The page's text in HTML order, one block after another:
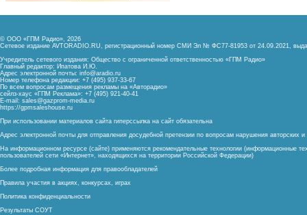
© ООО «ГПМ Радио», 2026
Сетевое издание AVTORADIO.RU, регистрационный номер СМИ Эл № ФС77-81953 от 24.09.2021,
Учредитель сетевого издания: Общество с ограниченной ответственностью «ГПМ Радио»
Главный редактор: Ипатова И.Ю.
Адрес электронной почты: info@aradio.ru
Номер телефона редакции: +7 (495) 937-33-67
По всем вопросам размещения рекламы на «Авторадио»
сейлз-хаус «ГПМ Реклама»: +7 (495) 921-40-41
E-mail: sales@gazprom-media.ru
https://gpmsaleshouse.ru
При использовании материалов сайта гиперссылка на сайт обязательна
Адрес электронной почты для отправления досудебной претензии по вопросам нарушения авторских
На информационном ресурсе (сайте) применяются рекомендательные технологии (информационные
пользователей сети «Интернет», находящихся на территории Российской Федерации)
Более подробная информация для правообладателей
Правила участия в акциях, конкурсах, играх
Политика конфиденциальности
Результаты СОУТ